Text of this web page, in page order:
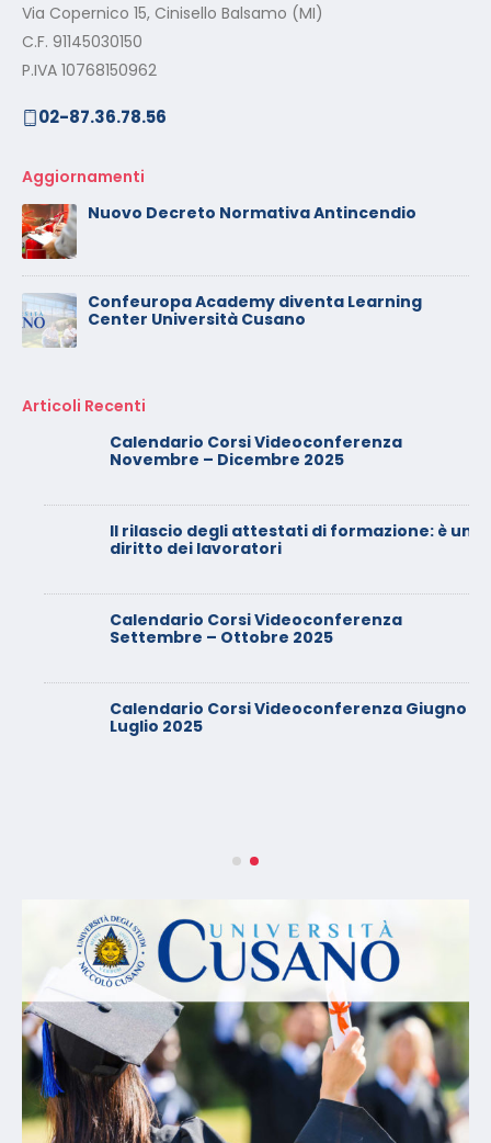
Via Copernico 15, Cinisello Balsamo (MI)
C.F. 91145030150
P.IVA 10768150962
02-87.36.78.56
Aggiornamenti
Nuovo Decreto Normativa Antincendio
Confeuropa Academy diventa Learning
Center Università Cusano
Articoli Recenti
Calendario Corsi Videoconferenza
Novembre – Dicembre 2025
Il rilascio degli attestati di formazione: è un
diritto dei lavoratori
Calendario Corsi Videoconferenza
Settembre – Ottobre 2025
Calendario Corsi Videoconferenza Giugno –
Luglio 2025